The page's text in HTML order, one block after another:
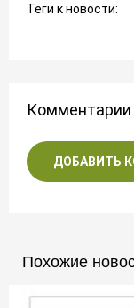
Теги к новости:
Комментарии
ДОБАВИТЬ
Похожие